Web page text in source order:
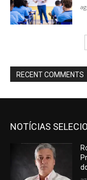
RECENT COMMENTS
NOTÍCIAS